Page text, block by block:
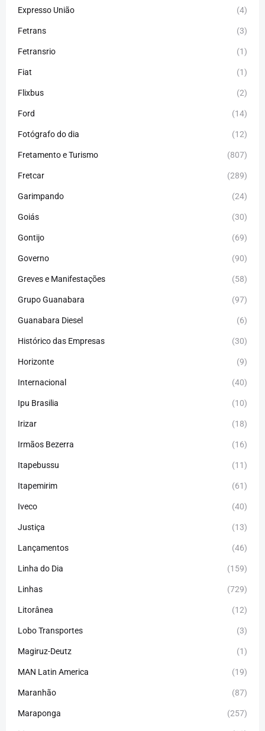
Expresso União (4)
Fetrans (3)
Fetransrio (1)
Fiat (1)
Flixbus (2)
Ford (14)
Fotógrafo do dia (12)
Fretamento e Turismo (807)
Fretcar (289)
Garimpando (24)
Goiás (30)
Gontijo (69)
Governo (90)
Greves e Manifestações (58)
Grupo Guanabara (97)
Guanabara Diesel (6)
Histórico das Empresas (30)
Horizonte (9)
Internacional (40)
Ipu Brasilia (10)
Irizar (18)
Irmãos Bezerra (16)
Itapebussu (11)
Itapemirim (61)
Iveco (40)
Justiça (13)
Lançamentos (46)
Linha do Dia (159)
Linhas (729)
Litorânea (12)
Lobo Transportes (3)
Magiruz-Deutz (1)
MAN Latin America (19)
Maranhão (87)
Maraponga (257)